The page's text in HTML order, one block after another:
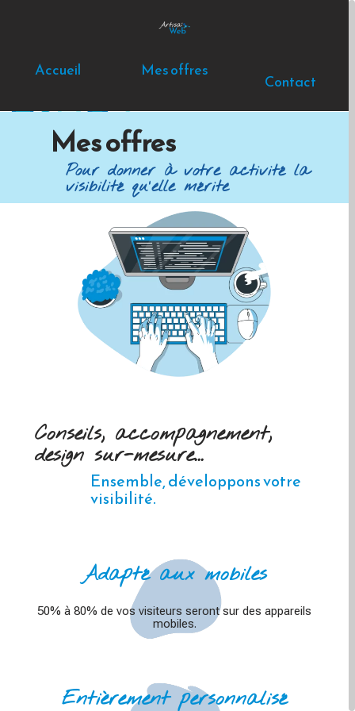
Accueil Mes offres
Contact
Mes offres
Pour donner à votre activité la
visibilité qu'elle mérite
Conseils, accompagnement,
design sur-mesure...
Ensemble, développons votre
visibilité.
Adapté aux mobiles
50% à 80% de vos visiteurs seront sur des appareils
mobiles.
Entièrement personnalisé